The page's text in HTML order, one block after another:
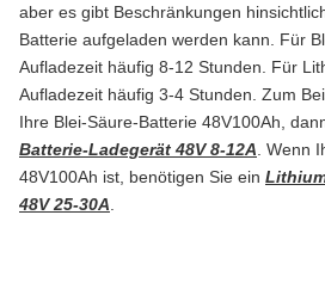
aber es gibt Beschränkungen
Batterie aufgeladen werden kann. Für
Aufladezeit häufig 8-12 Stunden. Für
Aufladezeit häufig 3-4 Stunden. Zum
Ihre Blei-Säure-Batterie 48V100Ah,
Batterie-Ladegerät 48V 8-12A. Wenn
48V100Ah ist, benötigen Sie ein
48V 25-30A.